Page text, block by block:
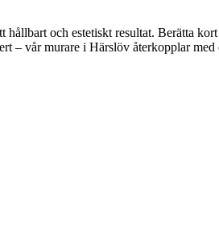
och estetiskt resultat. Berätta
vår murare i Härslöv återkopplar med